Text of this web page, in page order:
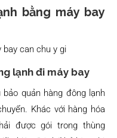
bằng máy bay
lạnh đi máy bay
quản hàng đông lạnh
Khác với hàng hóa
được gói trong thùng